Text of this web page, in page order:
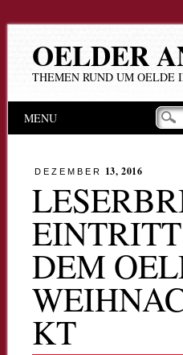
OELDER
THEMEN RUND UM OELDE
Hauptmenü
Inhalt
MENU
DEZEMBER 13, 2016
DEM
KT